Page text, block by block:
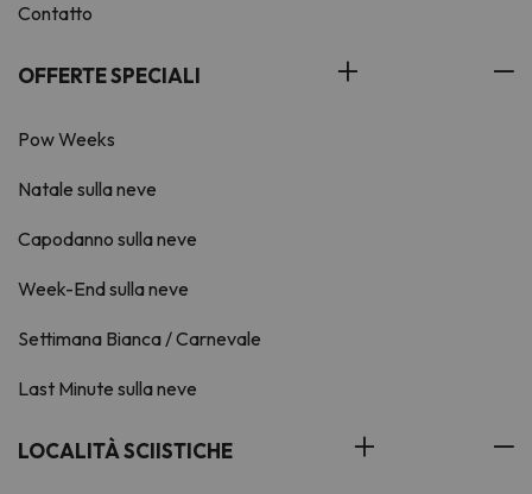
Contatto
OFFERTE SPECIALI
Pow Weeks
Natale sulla neve
Capodanno sulla neve
Week-End sulla neve
Settimana Bianca / Carnevale
Last Minute sulla neve
LOCALITÀ SCIISTICHE